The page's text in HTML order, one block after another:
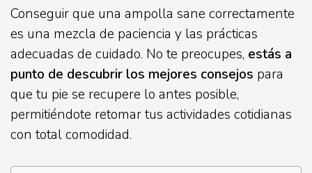
Conseguir que una ampolla sane correctamente
es una mezcla de paciencia y las prácticas
adecuadas de cuidado. No te preocupes, estás a
punto de descubrir los mejores consejos para
que tu pie se recupere lo antes posible,
permitiéndote retomar tus actividades cotidianas
con total comodidad.